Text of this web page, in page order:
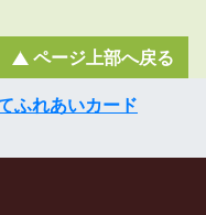
ふれあいカード
ページ上部へ戻る